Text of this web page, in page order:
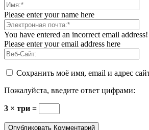
Please enter your name here
You have entered an incorrect email address!
Please enter your email address here
Сохранить моё имя, email и адрес
Пожалуйста, введите ответ цифрами:
3 × три =